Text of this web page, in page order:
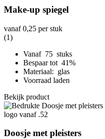
Make-up spiegel
vanaf0,25 per stuk
(1)
Vanaf 75 stuks
Bespaar tot 41%
Materiaal: glas
Voorraad laden
Bekijk product
Doosje met pleisters